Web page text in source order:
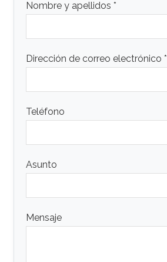
Nombre y apellidos *
Dirección de correo electrónico *
Teléfono
Asunto
Mensaje